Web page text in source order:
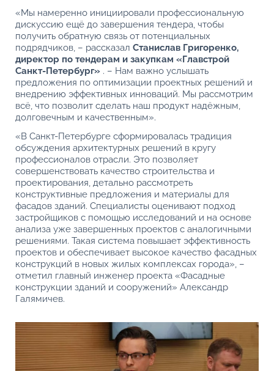
«Мы намеренно инициировали профессиональную
дискуссию ещё до завершения тендера, чтобы
получить обратную связь от потенциальных
подрядчиков, – рассказал Станислав Григоренко,
директор по тендерам и закупкам «Главстрой
Санкт-Петербург» . – Нам важно услышать
предложения по оптимизации проектных решений и
внедрению эффективных инноваций. Мы рассмотрим
всё, что позволит сделать наш продукт надёжным,
долговечным и качественным».
«В Санкт-Петербурге сформировалась традиция
обсуждения архитектурных решений в кругу
профессионалов отрасли. Это позволяет
совершенствовать качество строительства и
проектирования, детально рассмотреть
конструктивные предложения и материалы для
фасадов зданий. Специалисты оценивают подход
застройщиков с помощью исследований и на основе
анализа уже завершенных проектов с аналогичными
решениями. Такая система повышает эффективность
проектов и обеспечивает высокое качество фасадных
конструкций в новых жилых комплексах города», –
отметил главный инженер проекта «Фасадные
конструкции зданий и сооружений» Александр
Галямичев.